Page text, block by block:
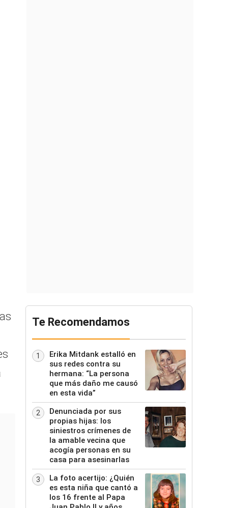
Te Recomendamos
1
Erika Mitdank estalló en
sus redes contra su
hermana: “La persona
que más daño me causó
en esta vida”
2
Denunciada por sus
propias hijas: los
siniestros crímenes de
la amable vecina que
acogía personas en su
casa para asesinarlas
3
La foto acertijo: ¿Quién
es esta niña que cantó a
los 16 frente al Papa